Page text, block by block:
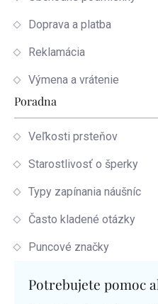
Doprava a platba
Reklamácia
Výmena a vrátenie
Poradna
Veľkosti prsteňov
Starostlivosť o šperky
Typy zapínania náušníc
Často kladené otázky
Puncové značky
Potrebujete pomoc